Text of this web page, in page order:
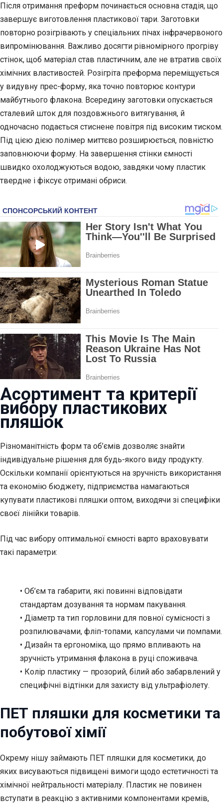
Після отримання преформ починається основна стадія, що
завершує виготовлення пластикової тари. Заготовки
повторно розігрівають у спеціальних пічах інфрачервоного
випромінювання. Важливо досягти рівномірного прогріву
стінок, щоб матеріал став пластичним, але не втратив своїх
хімічних властивостей. Розігріта преформа переміщується
у видувну прес-форму, яка точно повторює контури
майбутнього флакона. Всередину заготовки опускається
сталевий шток для поздовжнього витягування, й
одночасно подається стиснене повітря під високим тиском.
Під цією дією полімер миттєво розширюється, повністю
заповнюючи форму. На завершення стінки ємності
швидко охолоджуються водою, завдяки чому пластик
твердне і фіксує отримані обриси.
Асортимент та критерії
вибору пластикових
пляшок
Різноманітність форм та об’ємів дозволяє знайти
індивідуальне рішення для будь-якого виду продукту.
Оскільки компанії орієнтуються на зручність використання
та економію бюджету, підприємства намагаються
купувати пластикові пляшки оптом, виходячи зі специфіки
своєї лінійки товарів.
Під час вибору оптимальної ємності варто враховувати
такі параметри:
• Об’єм та габарити, які повинні відповідати
стандартам дозування та нормам пакування.
• Діаметр та тип горловини для повної сумісності з
розпилювачами, фліп-топами, капсулами чи помпами.
• Дизайн та ергономіка, що прямо впливають на
зручність утримання флакона в руці споживача.
• Колір пластику — прозорий, білий або забарвлений у
специфічні відтінки для захисту від ультрафіолету.
ПЕТ пляшки для косметики та
побутової хімії
Окрему нішу займають ПЕТ пляшки для косметики, до
яких висуваються підвищені вимоги щодо естетичності та
хімічної нейтральності матеріалу. Пластик не повинен
вступати в реакцію з активними компонентами кремів,